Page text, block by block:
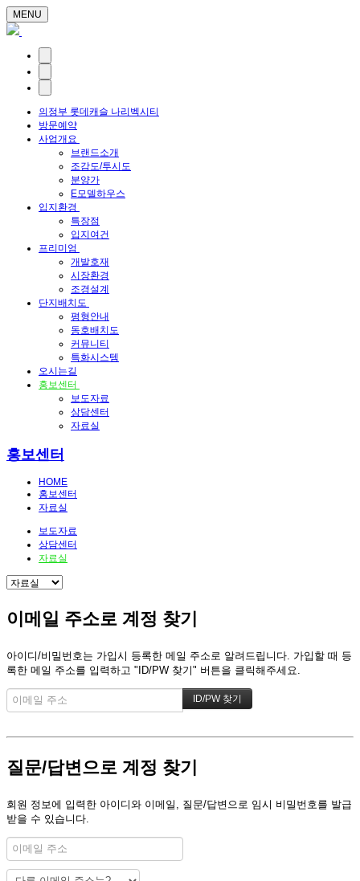
MENU
의정부 롯데캐슬 나리벡시티
방문예약
사업개요
브랜드소개
조감도/투시도
분양가
E모델하우스
입지환경
특장점
입지여건
프리미엄
개발호재
시장환경
조경설계
단지배치도
평형안내
동호배치도
커뮤니티
특화시스템
오시는길
홍보센터
보도자료
상담센터
자료실
홍보센터
HOME
홍보센터
자료실
보도자료
상담센터
자료실
이메일 주소로 계정 찾기
아이디/비밀번호는 가입시 등록한 메일 주소로 알려드립니다. 가입할 때 등
록한 메일 주소를 입력하고 "ID/PW 찾기" 버튼을 클릭해주세요.
질문/답변으로 계정 찾기
회원 정보에 입력한 아이디와 이메일, 질문/답변으로 임시 비밀번호를 발급
받을 수 있습니다.